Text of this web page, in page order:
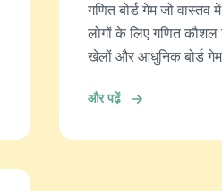
गणित बोर्ड गेम जो
लोगों के लिए गणित कौशल
खेलों और आधुनिक बोर्ड गेम
और पढ़ें